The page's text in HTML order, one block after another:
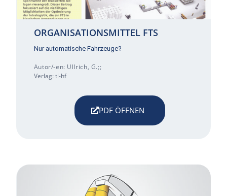
ORGANISATIONSMITTEL FTS
Nur automatische Fahrzeuge?
Autor/-en: Ullrich, G.;;
Verlag: tl-hf
PDF ÖFFNEN